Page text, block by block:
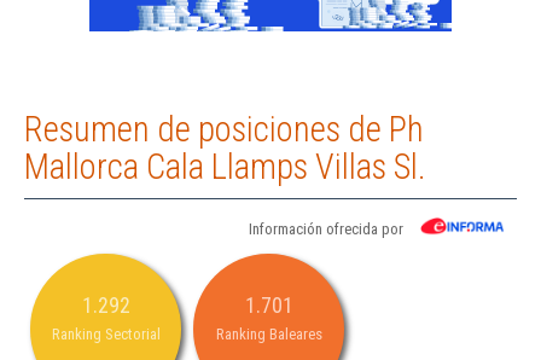
Resumen de posiciones de Ph
Mallorca Cala Llamps Villas Sl.
Información ofrecida por
1.292
Ranking Sectorial
1.701
Ranking Baleares